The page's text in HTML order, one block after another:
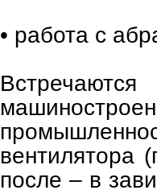
• работа с
вентилятора
после – в